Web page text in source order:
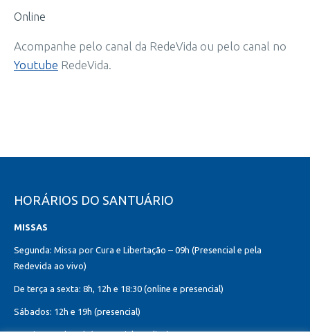
Online
Acompanhe pelo canal da RedeVida ou pelo canal no
Youtube RedeVida.
HORÁRIOS DO SANTUÁRIO
MISSAS
Segunda: Missa por Cura e Libertação – 09h (Presencial e pela
Redevida ao vivo)
De terça a sexta: 8h, 12h e 18:30 (online e presencial)
Sábados: 12h e 19h (presencial)